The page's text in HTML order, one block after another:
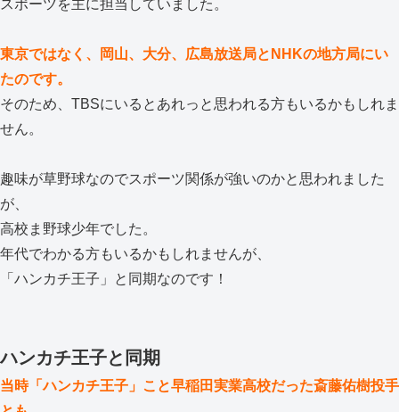
スポーツを主に担当していました。
東京ではなく、岡山、大分、広島放送局とNHKの地方局にい
たのです。
そのため、TBSにいるとあれっと思われる方もいるかもしれま
せん。
趣味が草野球なのでスポーツ関係が強いのかと思われました
が、
高校ま野球少年でした。
年代でわかる方もいるかもしれませんが、
「ハンカチ王子」と同期なのです！
ハンカチ王子と同期
当時「ハンカチ王子」こと早稲田実業高校だった斎藤佑樹投手